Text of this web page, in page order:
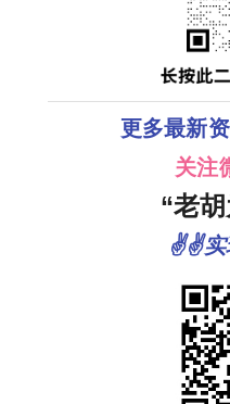
更多最新
关注
“老
✌✌实